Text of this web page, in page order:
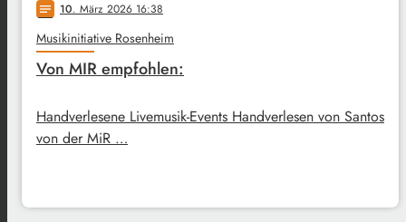
notes 10. März 2026 16:38
Musikinitiative Rosenheim
Von MIR empfohlen:
Handverlesene Livemusik-Events Handverlesen von Santos
von der MiR …